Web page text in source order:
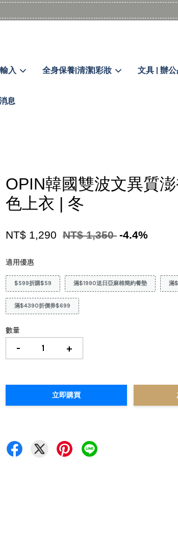
入 全身保養|清潔|彩妝 文具 | 辦
息
OPIN韓國雙波文異質
色上衣 | 冬
NT$ 1,290 NT$ 1,350 -4.4%
適用優惠
$599折購$59 滿$1990送日亞麻棉簡約餐墊 滿
滿$4390折價券$699
數量
- +
立即購買